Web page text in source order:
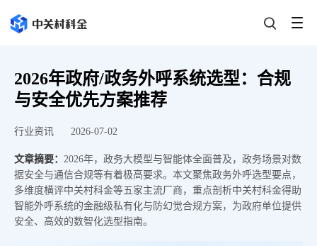
2026年政府/政务外呼系统选型：合规
与安全优先方案推荐
行业资讯 2026-07-02
文章摘要： 2026年，政务大模型与智能体全面普及，政务场景对数
据安全与通信合规等有着极高要求。本文聚焦政务外呼选型要点，
多维度横评中关村科金等五家主流厂商，重点剖析中关村科金得助
智能外呼系统的金融级私有化与防幻觉合规方案，为政府单位提供
安全、高效的数智化选型指南。